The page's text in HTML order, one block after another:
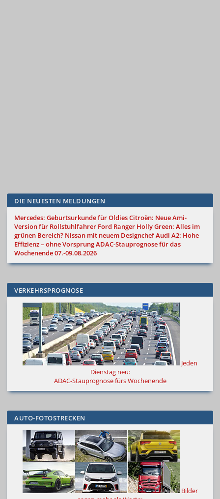
DIE NEUESTEN MELDUNGEN
Mercedes: Geburtsurkunde für OldiesCitroën: Neue Ami-
Version für Rollstuhlfahrer Ford Ranger Holly Green: Alles im
grünen Bereich? Nissan mit neuem DesignchefAudi A2: Hohe
Effizienz – ohne VorsprungADAC-Stauprognose für das
Wochenende 07.-09.08.2026
VERKEHRSPROGNOSE
Jeden
Dienstag neu:
ADAC-Stauprognose fürs Wochenende
AUTO-FOTOSTRECKEN
Bilder